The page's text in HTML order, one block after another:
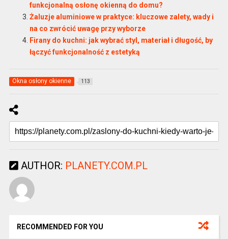
funkcjonalną osłonę okienną do domu?
Żaluzje aluminiowe w praktyce: kluczowe zalety, wady i
na co zwrócić uwagę przy wyborze
Firany do kuchni: jak wybrać styl, materiał i długość, by
łączyć funkcjonalność z estetyką
Okna osłony okienne 113
AUTHOR: PLANETY.COM.PL
RECOMMENDED FOR YOU